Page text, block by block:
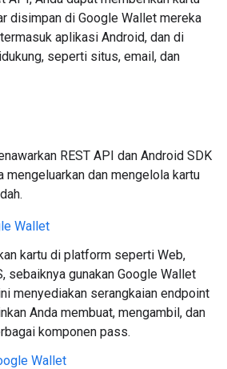
disimpan di Google Wallet mereka
aplikasi Android, dan di
seperti situs, email, dan
REST API dan Android SDK
mengeluarkan dan mengelola kartu
Wallet
kartu di platform seperti Web,
sebaiknya gunakan Google Wallet
menyediakan serangkaian endpoint
Anda membuat, mengambil, dan
komponen pass.
Wallet